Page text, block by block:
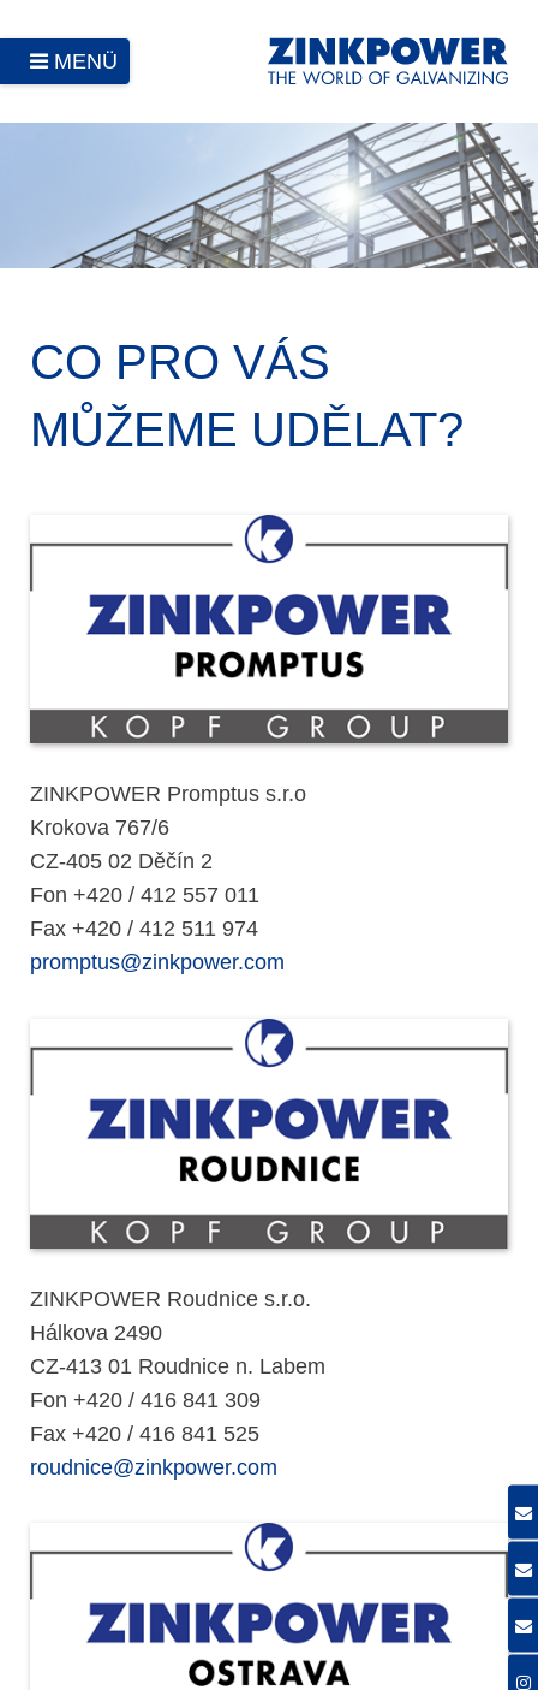
MENÜ
CO PRO VÁS
MŮŽEME UDĚLAT?
ZINKPOWER Promptus s.r.o
Krokova 767/6
CZ-405 02 Děčín 2
Fon +420 / 412 557 011
Fax +420 / 412 511 974
promptus@zinkpower.com
ZINKPOWER Roudnice s.r.o.
Hálkova 2490
CZ-413 01 Roudnice n. Labem
Fon +420 / 416 841 309
Fax +420 / 416 841 525
roudnice@zinkpower.com